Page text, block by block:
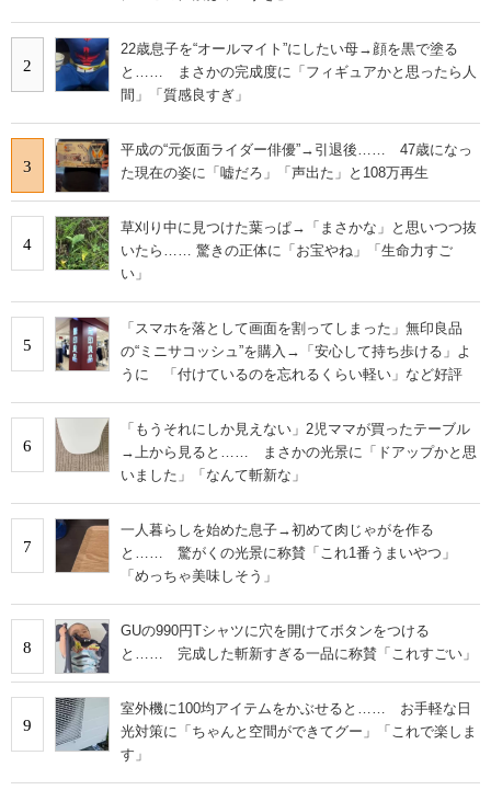
2
22歳息子を“オールマイト”にしたい母→顔を黒で塗る
と…… まさかの完成度に「フィギュアかと思ったら人
間」「質感良すぎ」
3
平成の“元仮面ライダー俳優”→引退後…… 47歳になっ
た現在の姿に「嘘だろ」「声出た」と108万再生
4
草刈り中に見つけた葉っぱ→「まさかな」と思いつつ抜
いたら…… 驚きの正体に「お宝やね」「生命力すご
い」
5
「スマホを落として画面を割ってしまった」無印良品
の“ミニサコッシュ”を購入→「安心して持ち歩ける」よ
うに 「付けているのを忘れるくらい軽い」など好評
6
「もうそれにしか見えない」2児ママが買ったテーブル
→上から見ると…… まさかの光景に「ドアップかと思
いました」「なんて斬新な」
7
一人暮らしを始めた息子→初めて肉じゃがを作る
と…… 驚がくの光景に称賛「これ1番うまいやつ」
「めっちゃ美味しそう」
8
GUの990円Tシャツに穴を開けてボタンをつける
と…… 完成した斬新すぎる一品に称賛「これすごい」
9
室外機に100均アイテムをかぶせると…… お手軽な日
光対策に「ちゃんと空間ができてグー」「これで楽しま
す」